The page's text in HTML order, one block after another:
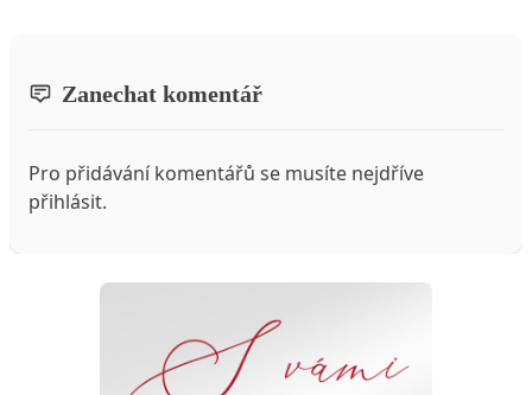
Zanechat komentář
Pro přidávání komentářů se musíte nejdříve
přihlásit.